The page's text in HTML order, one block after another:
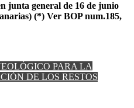
junta general de 16 de junio
(*) Ver BOP num.185,
PARA LA
DE LOS RESTOS